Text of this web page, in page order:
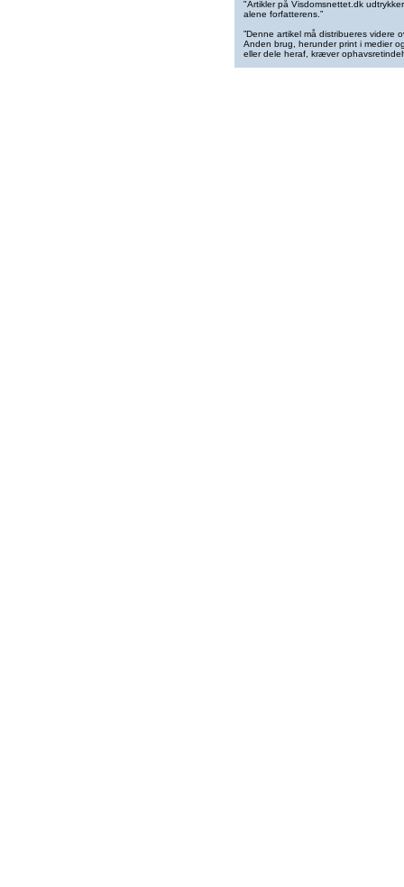
"Artikler på Visdomsnettet.dk
alene forfatterens.”
”Denne artikel må distribueres videre
Anden brug, herunder print i medier
eller dele heraf, kræver